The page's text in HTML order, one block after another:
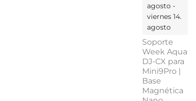
agosto -
viernes 14.
agosto
Soporte
Week Aqua
DJ-CX para
Mini9Pro |
Base
Magnética